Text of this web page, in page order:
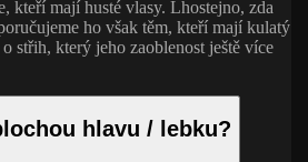
kteří mají husté vlasy. Lhostejno, zda
ho však těm, kteří mají kulatý
střih, který jeho zaoblenost ještě více
hlavu / lebku?